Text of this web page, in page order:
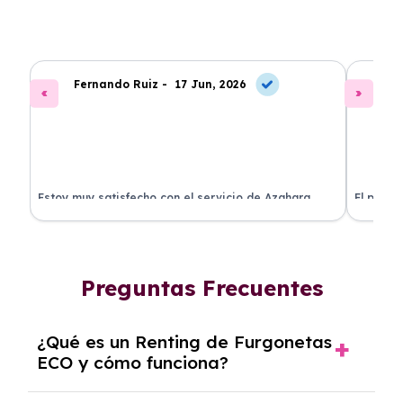
Fernando Ruiz - 17 Jun, 2026
Estoy muy satisfecho con el servicio de Azahara
Renting. El coche está en perfectas condiciones y el
El
llegó
Preguntas Frecuentes
¿Qué es un Renting de Furgonetas
ECO y cómo funciona?